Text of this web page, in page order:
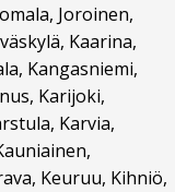
Joroinen,
Kaarina,
Kangasniemi,
Karijoki,
Karvia,
Keuruu, Kihniö,